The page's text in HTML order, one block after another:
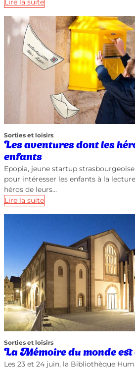
Lire la suite
Sorties et loisirs
Les aventures dont les
enfants
Epopia, jeune startup
pour intéresser les enfants à la
héros de leurs…
Lire la suite
Sorties et loisirs
La Mémoire du monde
Les 23 et 24 juin, la Bibliothèque